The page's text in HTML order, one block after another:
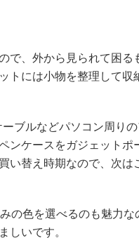
で、外から見られて困る
トには小物を整理して収
ブルなどパソコン周り
ンケースをガジェットポ
い替え時期なので、次は
の色を選べるのも魅力な
しいです。